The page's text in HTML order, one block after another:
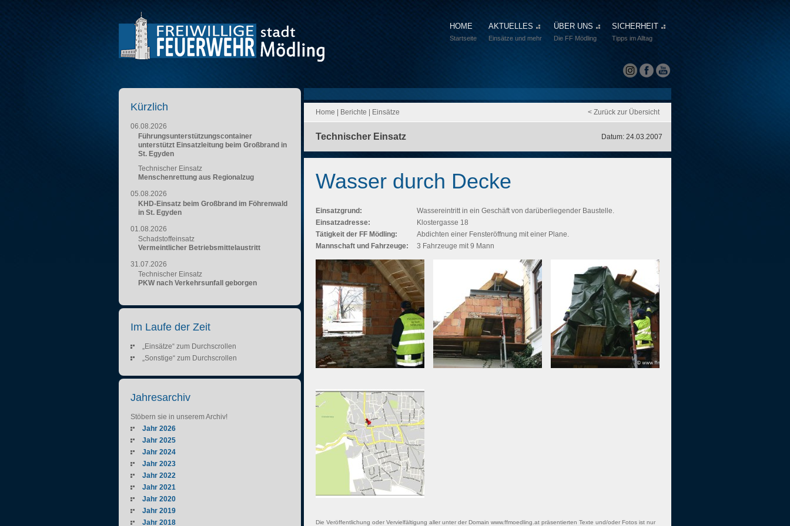
HOME
Startseite
AKTUELLES
Einsätze und mehr
ÜBER UNS
Die FF Mödling
SICHERHEIT
Tipps im Alltag
Home Berichte Einsätze < Zurück zur Übersicht
Technischer Einsatz Datum: 24.03.2007
Wasser durch Decke
Einsatzgrund:
Wassereintritt in ein Geschäft von darüberliegender Baustelle.
Einsatzadresse:
Klostergasse 18
Tätigkeit der FF Mödling:
Abdichten einer Fensteröffnung mit einer Plane.
Mannschaft und Fahrzeuge:
3 Fahrzeuge mit 9 Mann
Die Veröffentlichung oder Vervielfältigung aller unter der Domain www.ffmoedling.at präsentierten Texte und/oder Fotos ist nur
Kürzlich
06.08.2026
Führungsunterstützungscontainer
unterstützt Einsatzleitung beim Großbrand in
St. Egyden
Technischer Einsatz
Menschenrettung aus Regionalzug
05.08.2026
KHD-Einsatz beim Großbrand im Föhrenwald
in St. Egyden
01.08.2026
Schadstoffeinsatz
Vermeintlicher Betriebsmittelaustritt
31.07.2026
Technischer Einsatz
PKW nach Verkehrsunfall geborgen
Im Laufe der Zeit
„Einsätze“ zum Durchscrollen
„Sonstige“ zum Durchscrollen
Jahresarchiv
Stöbern sie in unserem Archiv!
Jahr 2026
Jahr 2025
Jahr 2024
Jahr 2023
Jahr 2022
Jahr 2021
Jahr 2020
Jahr 2019
Jahr 2018